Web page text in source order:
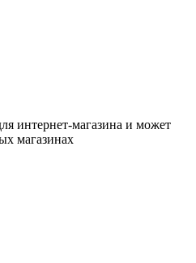
интернет-магазина и может
магазинах